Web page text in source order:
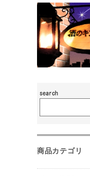
商品カテゴリ